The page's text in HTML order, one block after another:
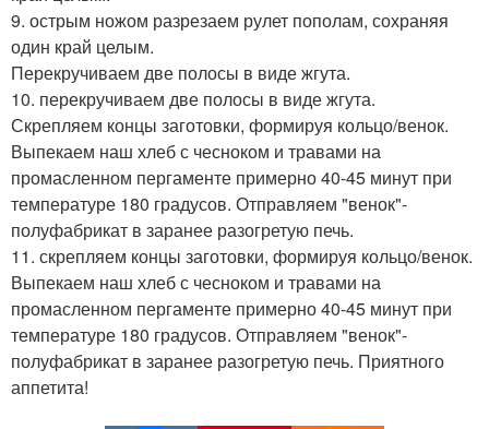
9. острым ножом разрезаем рулет пополам, сохраняя
один край целым.
Перекручиваем две полосы в виде жгута.
10. перекручиваем две полосы в виде жгута.
Скрепляем концы заготовки, формируя кольцо/венок.
Выпекаем наш хлеб с чесноком и травами на
промасленном пергаменте примерно 40-45 минут при
температуре 180 градусов. Отправляем "венок"-
полуфабрикат в заранее разогретую печь.
11. скрепляем концы заготовки, формируя кольцо/венок.
Выпекаем наш хлеб с чесноком и травами на
промасленном пергаменте примерно 40-45 минут при
температуре 180 градусов. Отправляем "венок"-
полуфабрикат в заранее разогретую печь. Приятного
аппетита!